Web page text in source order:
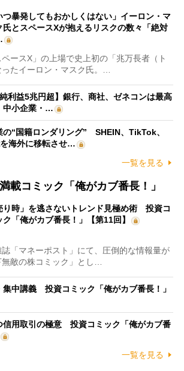
つ暴発してもおかしくはない」イーロン・マ
氏とスペースXが抱えるリスクの数々「絶対
ースX」の上場で史上初の「兆万長者（ト
たイーロン・マスク氏。…
利益5兆円超】銀行、商社、ゼネコンは最高
中小企業・…
の“国籍ロンダリング” SHEIN、TikTok、
海外に移転させ…
一覧を見る
載コミック「俺がカブ番長！」
り時」を逃さないトレンド見極め術 投資コ
ク「俺がカブ番長！」【第11回】
「マネーポスト」にて、圧倒的な情報量が
敵の株コミック」とし…
集中講義 投資コミック「俺がカブ番長！」
信用取引の極意 投資コミック「俺がカブ番
一覧を見る